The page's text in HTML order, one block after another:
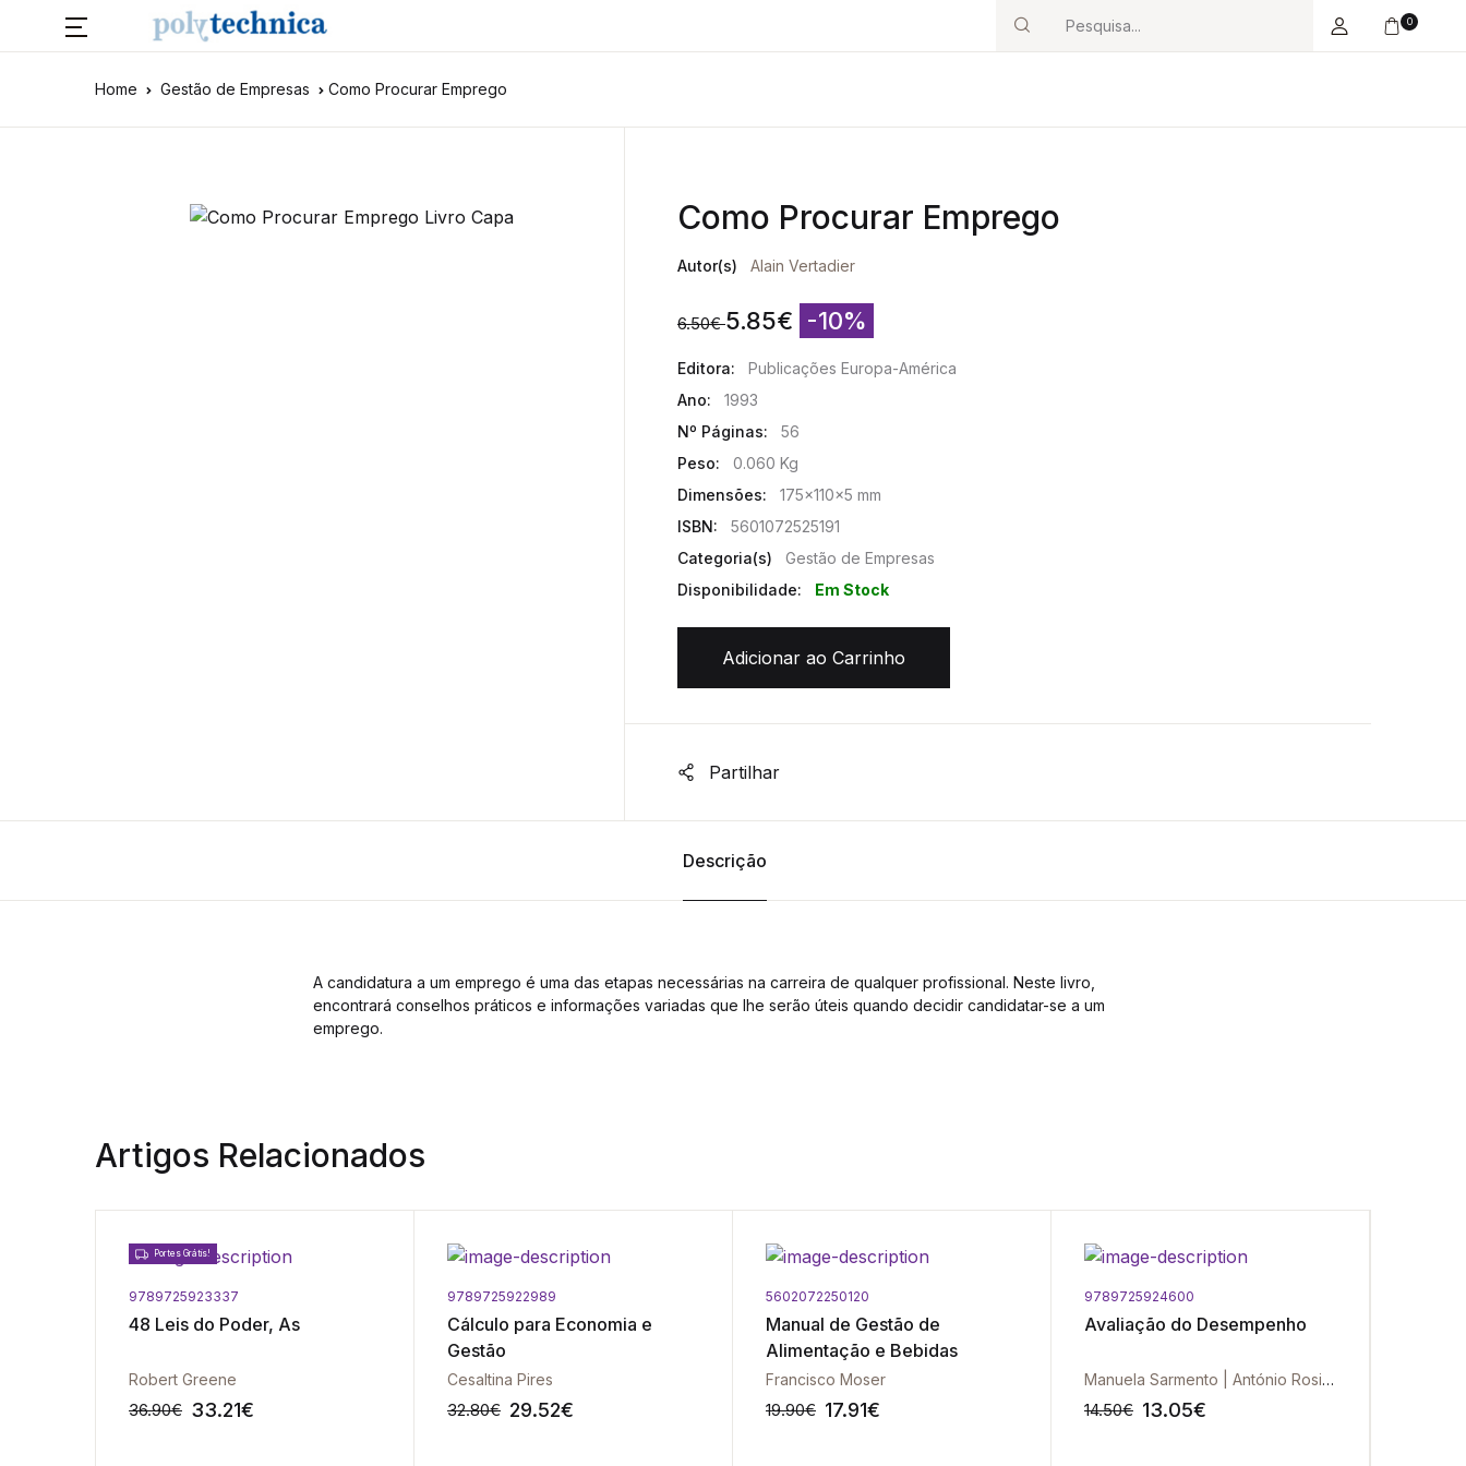
Search
0
Home Gestão de Empresas Como Procurar Emprego
Como Procurar Emprego
Autor(s) Alain Vertadier
6.50€ 5.85€ -10%
Editora:
Publicações Europa-América
Ano:
1993
Nº Páginas:
56
Peso:
0.060 Kg
Dimensões:
175x110x5 mm
ISBN:
5601072525191
Categoria(s)
Gestão de Empresas
Disponibilidade:
Em Stock
Adicionar ao Carrinho
Partilhar
Descrição
A candidatura a um emprego é uma das etapas necessárias na carreira de qualquer profissional. Neste livro,
encontrará conselhos práticos e informações variadas que lhe serão úteis quando decidir candidatar-se a um
emprego.
Artigos Relacionados
Portes Grátis!
9789725923337
48 Leis do Poder, As
Robert Greene
36.90€ 33.21€
9789725922989
Cálculo para Economia e
Gestão
Cesaltina Pires
32.80€ 29.52€
5602072250120
Manual de Gestão de
Alimentação e Bebidas
Francisco Moser
19.90€ 17.91€
9789725924600
Avaliação do Desempenho
Manuela Sarmento | António Rosinha | João Silva
14.50€ 13.05€